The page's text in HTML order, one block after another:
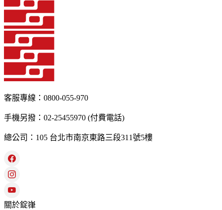
客服專線：0800-055-970
手機另撥：02-25455970 (付費電話)
總公司：105 台北市南京東路三段311號5樓
關於錠嵂